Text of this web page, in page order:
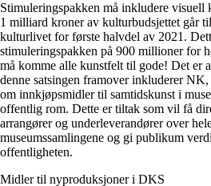
Stimuleringspakken må inkludere visuell
1 milliard kroner av kulturbudsjettet går
kulturlivet for første halvdel av 2021.
stimuleringspakken på 900 millioner for
må komme alle kunstfelt til gode! Det er
denne satsingen framover inkluderer
om innkjøpsmidler til samtidskunst i
offentlig rom. Dette er tiltak som vil få
arrangører og underleverandører over
museumssamlingene og gi publikum
offentligheten.
Midler til nyproduksjoner i DKS